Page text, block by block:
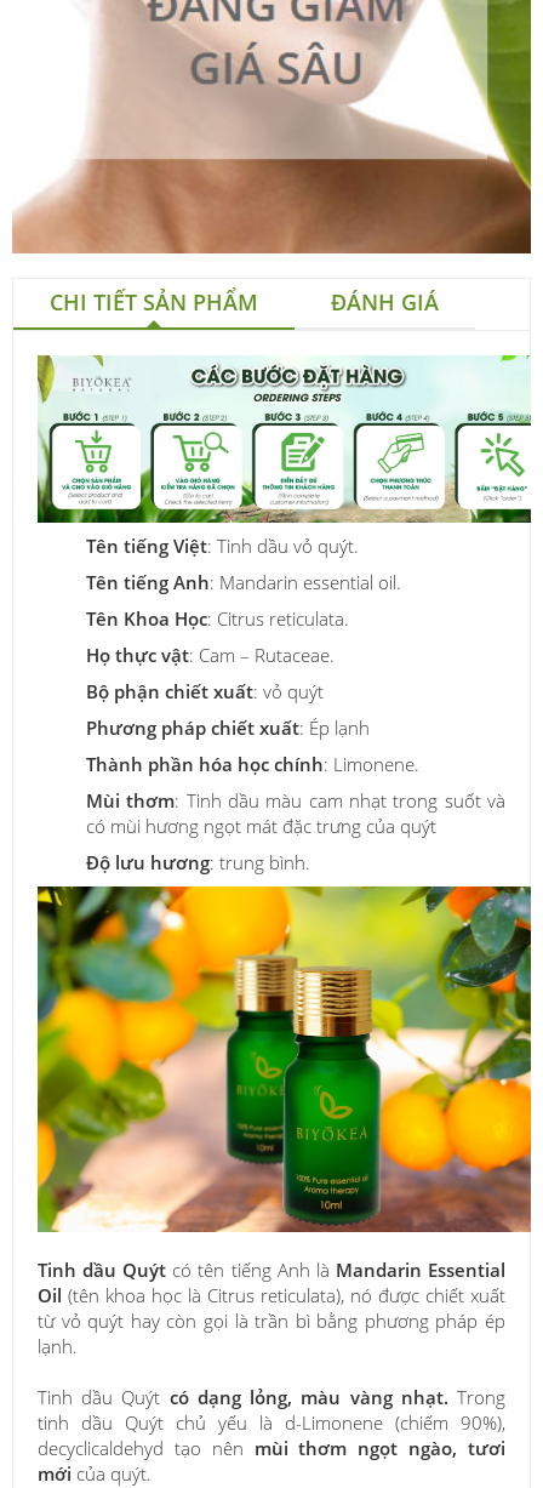
CHI TIẾT SẢN PHẨM ĐÁNH GIÁ
Tên tiếng Việt: Tinh dầu vỏ quýt.
Tên tiếng Anh: Mandarin essential oil.
Tên Khoa Học: Citrus reticulata.
Họ thực vật: Cam – Rutaceae.
Bộ phận chiết xuất: vỏ quýt
Phương pháp chiết xuất: Ép lạnh
Thành phần hóa học chính: Limonene.
Mùi thơm: Tinh dầu màu cam nhạt trong suốt và
có mùi hương ngọt mát đặc trưng của quýt
Độ lưu hương: trung bình.
Tinh dầu Quýt có tên tiếng Anh là Mandarin Essential
Oil (tên khoa học là Citrus reticulata), nó được chiết xuất
từ vỏ quýt hay còn gọi là trần bì bằng phương pháp ép
lạnh.
Tinh dầu Quýt có dạng lỏng, màu vàng nhạt. Trong
tinh dầu Quýt chủ yếu là d-Limonene (chiếm 90%),
decyclicaldehyd tạo nên mùi thơm ngọt ngào, tươi
mới của quýt.